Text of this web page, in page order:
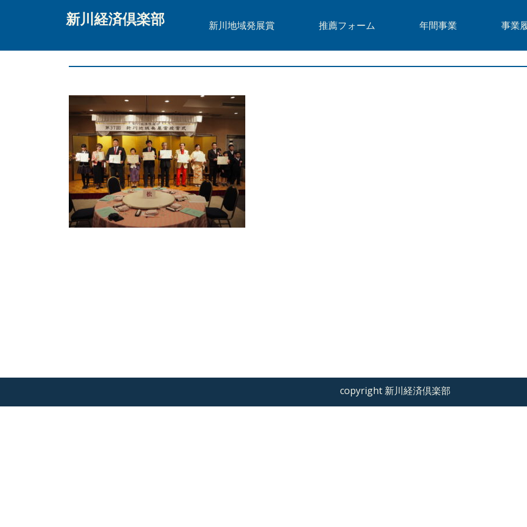
新川経済倶楽部 新川地域発展賞 推薦フォーム 年間事業 事業
copyright 新川経済倶楽部